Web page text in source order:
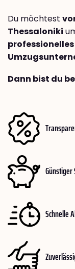
Du möchtest
Thessaloniki
Dann bist du
Günstiger
Schnelle